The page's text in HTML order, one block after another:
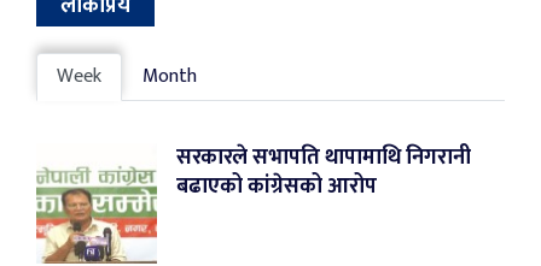
Week Month
सरकारले सभापति थापामाथि निगरानी
बढाएको कांग्रेसको आरोप